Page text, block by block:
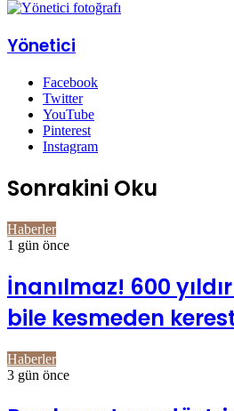
Yönetici
Facebook
Twitter
YouTube
Pinterest
Instagram
Sonrakini Oku
Haberler
1 gün önce
İnanılmaz! 600
bile kesmeden
Haberler
3 gün önce